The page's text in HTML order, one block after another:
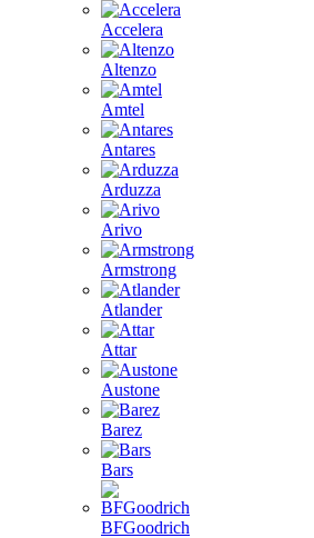
Accelera
Altenzo
Amtel
Antares
Arduzza
Arivo
Armstrong
Atlander
Attar
Austone
Barez
Bars
BFGoodrich